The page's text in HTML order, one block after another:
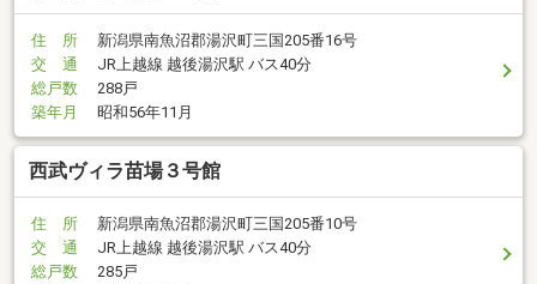
住 所
新潟県南魚沼郡湯沢町三国205番16号
交 通
JR上越線 越後湯沢駅 バス40分
総戸数
288戸
築年月
昭和56年11月
西武ヴィラ苗場３号館
住 所
新潟県南魚沼郡湯沢町三国205番10号
交 通
JR上越線 越後湯沢駅 バス40分
総戸数
285戸